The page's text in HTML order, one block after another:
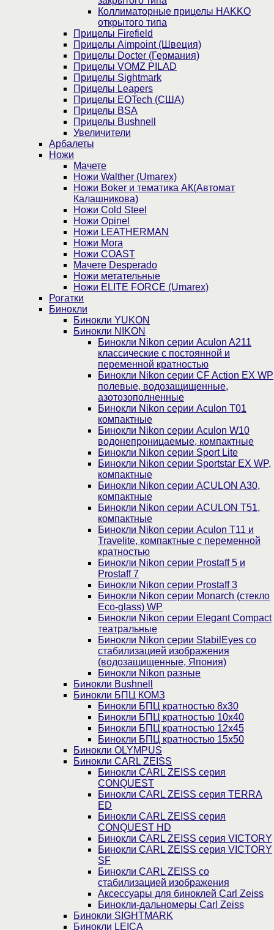
Коллиматорные прицелы HAKKO
открытого типа
Прицелы Firefield
Прицелы Aimpoint (Швеция)
Прицелы Docter (Германия)
Прицелы VOMZ PILAD
Прицелы Sightmark
Прицелы Leapers
Прицелы EOTech (США)
Прицелы BSA
Прицелы Bushnell
Увеличители
Арбалеты
Ножи
Мачете
Ножи Walther (Umarex)
Ножи Boker и тематика АК(Автомат
Калашникова)
Ножи Cold Steel
Ножи Opinel
Ножи LEATHERMAN
Ножи Mora
Ножи COAST
Мачете Desperado
Ножи метательные
Ножи ELITE FORCE (Umarex)
Рогатки
Бинокли
Бинокли YUKON
Бинокли NIKON
Бинокли Nikon серии Aculon A211
классические с постоянной и
переменной кратностью
Бинокли Nikon серии СF Action EX WP
полевые, водозащищенные,
азотозополненные
Бинокли Nikon серии Aculon T01
компактные
Бинокли Nikon серии Aculon W10
водонепроницаемые, компактные
Бинокли Nikon серии Sport Lite
Бинокли Nikon серии Sportstar EX WP,
компактные
Бинокли Nikon серии ACULON A30,
компактные
Бинокли Nikon серии ACULON Т51,
компактные
Бинокли Nikon серии Aculon T11 и
Travelite, компактные с переменной
кратностью
Бинокли Nikon серии Prostaff 5 и
Prostaff 7
Бинокли Nikon серии Prostaff 3
Бинокли Nikon серии Monarch (стекло
Eco-glass) WP
Бинокли Nikon серии Elegant Compact
театральные
Бинокли Nikon серии StabilEyes со
стабилизацией изображения
(водозащищенные, Япония)
Бинокли Nikon разные
Бинокли Bushnell
Бинокли БПЦ КОМЗ
Бинокли БПЦ кратностью 8х30
Бинокли БПЦ кратностью 10х40
Бинокли БПЦ кратностью 12х45
Бинокли БПЦ кратностью 15х50
Бинокли OLYMPUS
Бинокли CARL ZEISS
Бинокли CARL ZEISS серия
CONQUEST
Бинокли CARL ZEISS серия TERRA
ED
Бинокли CARL ZEISS серия
CONQUEST HD
Бинокли CARL ZEISS серия VICTORY
Бинокли CARL ZEISS серия VICTORY
SF
Бинокли CARL ZEISS со
стабилизацией изображения
Аксессуары для биноклей Carl Zeiss
Бинокли-дальномеры Carl Zeiss
Бинокли SIGHTMARK
Бинокли LEICA